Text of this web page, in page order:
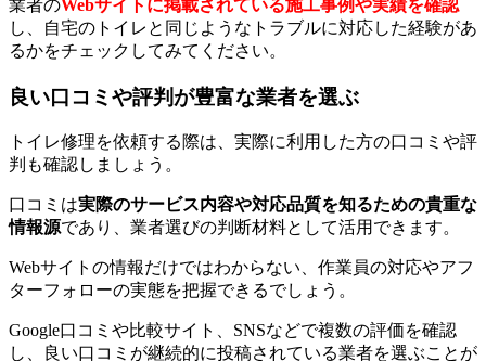
業者のWebサイトに掲載されている施工事例や実績を確認
し、自宅のトイレと同じようなトラブルに対応した経験があ
るかをチェックしてみてください。
良い口コミや評判が豊富な業者を選ぶ
トイレ修理を依頼する際は、実際に利用した方の口コミや評
判も確認しましょう。
口コミは実際のサービス内容や対応品質を知るための貴重な
情報源であり、業者選びの判断材料として活用できます。
Webサイトの情報だけではわからない、作業員の対応やアフ
ターフォローの実態を把握できるでしょう。
Google口コミや比較サイト、SNSなどで複数の評価を確認
し、良い口コミが継続的に投稿されている業者を選ぶことが